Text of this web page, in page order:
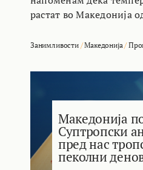
растат во Македонија
Занимливости/Македонија/
Македонија
Суптропски
пред нас
пеколни